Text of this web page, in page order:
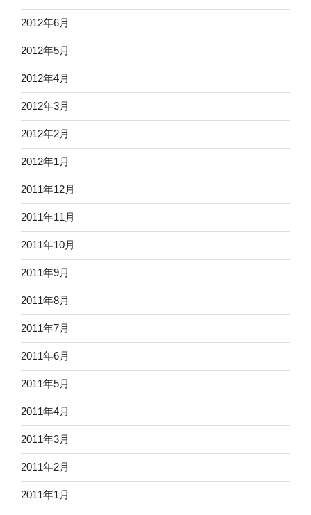
2012年6月
2012年5月
2012年4月
2012年3月
2012年2月
2012年1月
2011年12月
2011年11月
2011年10月
2011年9月
2011年8月
2011年7月
2011年6月
2011年5月
2011年4月
2011年3月
2011年2月
2011年1月